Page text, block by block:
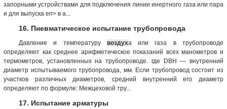
запорными устройствами для подключения линии инертного газа или пара
и для выпуска еп> в а...
16. Пневматическое испытание трубопровода
Давление и температуру воздуха или газа в трубопроводе
определяют как среднее арифметическое показаний всех манометров и
термометров, установленных на трубопроводе. где DBH — внутренний
диаметр испытываемого трубопровода, мм. Если трубопровод состоит из
участков различных диаметров, средний внутренний его диаметр
определяют по формуле: Межцеховой тру...
17. Испытание арматуры